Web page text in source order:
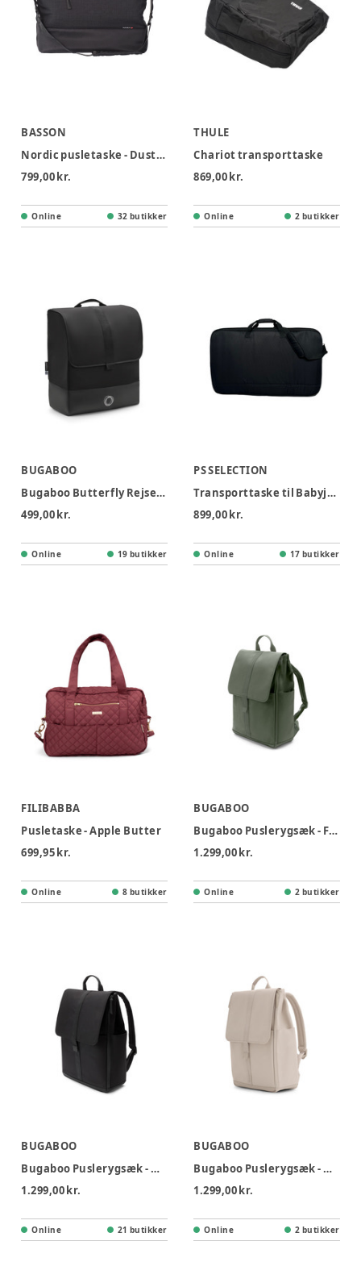
BASSON
Nordic pusletaske - Dusty Black
799,00 kr.
Online 32 butikker
THULE
Chariot transporttaske
869,00 kr.
Online 2 butikker
BUGABOO
Bugaboo Butterfly Rejsetaske
499,00 kr.
Online 19 butikker
PS SELECTION
Transporttaske til Babyjogger
899,00 kr.
Online 17 butikker
FILIBABBA
Pusletaske - Apple Butter
699,95 kr.
Online 8 butikker
BUGABOO
Bugaboo Puslerygsæk - Forest Green
1.299,00 kr.
Online 2 butikker
BUGABOO
Bugaboo Puslerygsæk - Midnight Black
1.299,00 kr.
Online 21 butikker
BUGABOO
Bugaboo Puslerygsæk - Desert Taupe
1.299,00 kr.
Online 2 butikker